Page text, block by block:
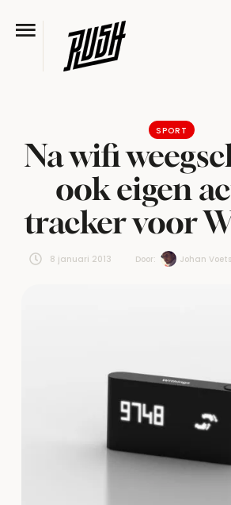
SPORT
Na wifi
ook eigen
tracker voor
8 januari 2013 Door: Johan Voets